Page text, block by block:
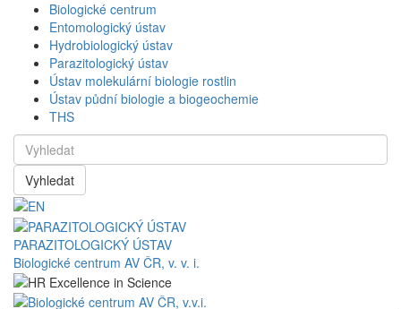
Biologické centrum
Entomologický ústav
Hydrobiologický ústav
Parazitologický ústav
Ústav molekulární biologie rostlin
Ústav půdní biologie a biogeochemie
THS
Vyhledat
PARAZITOLOGICKÝ ÚSTAV
Biologické centrum AV ČR, v. v. i.